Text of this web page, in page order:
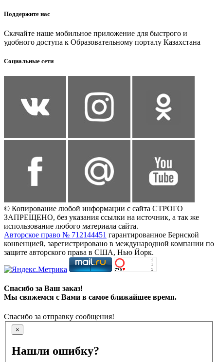
Поддержите нас
Скачайте наше мобильное приложение для быстрого и
удобного доступа к Образовательному порталу Казахстана
Социальные сети
© Копирование любой информации с сайта СТРОГО
ЗАПРЕЩЕНО, без указания ссылки на источник, а так же
использование любого материала сайта.
Авторское право № 712144451 гарантированное Бернской
конвенцией, зарегистрировано в международной компании по
защите авторского права в США, Нью Йорк.
Спасибо за Ваш заказ!
Мы свяжемся с Вами в самое ближайшее время.
Спасибо за отправку сообщения!
×
Нашли ошибку?